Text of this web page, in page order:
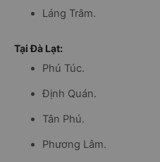
Láng Trâm.
Tại Đà Lạt:
Phú Túc.
Định Quán.
Tân Phú.
Phương Lâm.